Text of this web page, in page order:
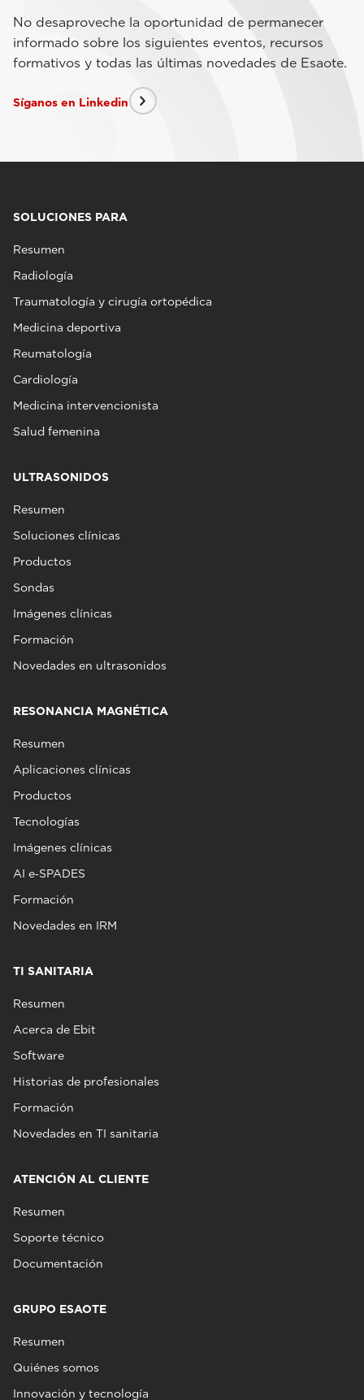
No desaproveche la oportunidad de permanecer
informado sobre los siguientes eventos, recursos
formativos y todas las últimas novedades de Esaote.
Síganos en Linkedin
SOLUCIONES PARA
Resumen
Radiología
Traumatología y cirugía ortopédica
Medicina deportiva
Reumatología
Cardiología
Medicina intervencionista
Salud femenina
ULTRASONIDOS
Resumen
Soluciones clínicas
Productos
Sondas
Imágenes clínicas
Formación
Novedades en ultrasonidos
RESONANCIA MAGNÉTICA
Resumen
Aplicaciones clínicas
Productos
Tecnologías
Imágenes clínicas
AI e‑SPADES
Formación
Novedades en IRM
TI SANITARIA
Resumen
Acerca de Ebit
Software
Historias de profesionales
Formación
Novedades en TI sanitaria
ATENCIÓN AL CLIENTE
Resumen
Soporte técnico
Documentación
GRUPO ESAOTE
Resumen
Quiénes somos
Innovación y tecnología